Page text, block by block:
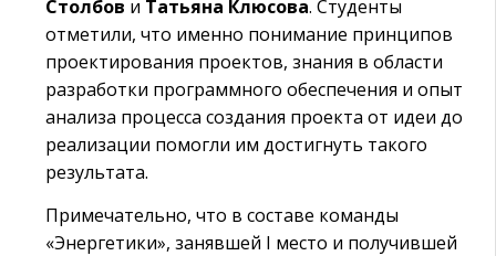
Столбов и Татьяна Клюсова. Студенты
отметили, что именно понимание принципов
проектирования проектов, знания в области
разработки программного обеспечения и опыт
анализа процесса создания проекта от идеи до
реализации помогли им достигнуть такого
результата.
Примечательно, что в составе команды
«Энергетики», занявшей I место и получившей